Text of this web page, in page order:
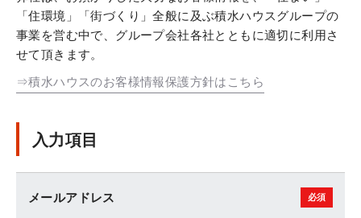
「住環境」「街づくり」全般に及ぶ積水ハウスグループの
事業を営む中で、グループ会社各社とともに適切に利用さ
せて頂きます。
⇒積水ハウスのお客様情報保護方針はこちら
入力項目
メールアドレス